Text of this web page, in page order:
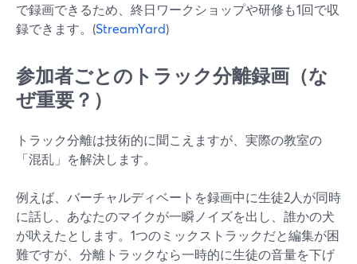
で録画できるため、終日ワークショップや研修も1回で収
録できます。(StreamYard)
参加者ごとのトラック分離録画（な
ぜ重要？）
トラック分離は技術的に聞こえますが、実際の教室の
「混乱」を解決します。
例えば、バーチャルディベートを録画中に生徒2人が同時
に話し、あなたのマイクが一瞬ノイズを出し、誰かの犬
が吠えたとします。1つのミックストラックだと編集が困
難ですが、分離トラックなら一時的に生徒の音量を下げ